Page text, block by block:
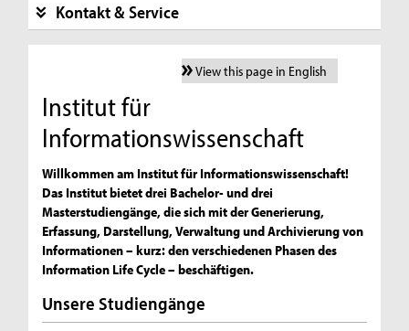
Kontakt & Service
View this page in English
Institut für
Informationswissenschaft
Willkommen am Institut für Informationswissenschaft!
Das Institut bietet drei Bachelor- und drei
Masterstudiengänge, die sich mit der Generierung,
Erfassung, Darstellung, Verwaltung und Archivierung von
Informationen – kurz: den verschiedenen Phasen des
Information Life Cycle – beschäftigen.
Unsere Studiengänge